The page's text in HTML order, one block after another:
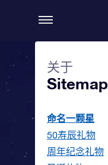
关于
Sitemap
命名一颗星
50寿辰礼物
周年纪念礼物